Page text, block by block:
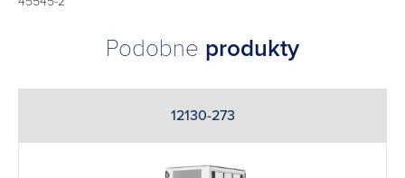
Podobne produkty
12130-273